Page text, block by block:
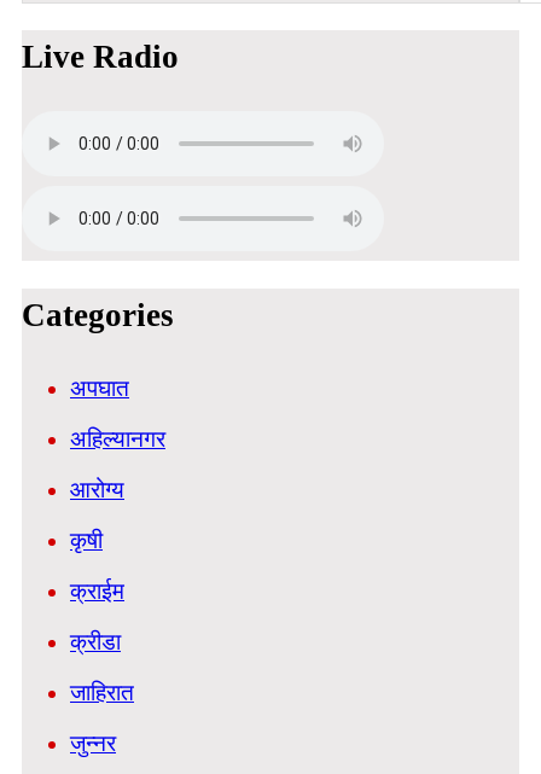
Live Radio
Categories
अपघात
अहिल्यानगर
आरोग्य
कृषी
क्राईम
क्रीडा
जाहिरात
जुन्नर